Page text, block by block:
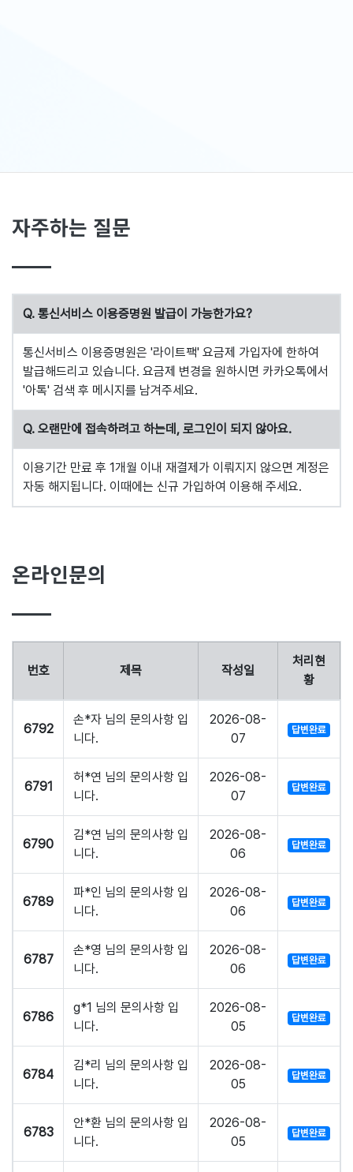
자주하는 질문
Q. 통신서비스 이용증명원 발급이 가능한가요?
통신서비스 이용증명원은 '라이트팩' 요금제 가입자에 한하여
발급해드리고 있습니다. 요금제 변경을 원하시면 카카오톡에서
'아톡' 검색 후 메시지를 남겨주세요.
Q. 오랜만에 접속하려고 하는데, 로그인이 되지 않아요.
이용기간 만료 후 1개월 이내 재결제가 이뤄지지 않으면 계정은
자동 해지됩니다. 이때에는 신규 가입하여 이용해 주세요.
온라인문의
번호 제목 작성일
처리현
황
6792
손*자 님의 문의사항 입
니다.
2026-08-
07
답변완료
6791
허*연 님의 문의사항 입
니다.
2026-08-
07
답변완료
6790
김*연 님의 문의사항 입
니다.
2026-08-
06
답변완료
6789
파*인 님의 문의사항 입
니다.
2026-08-
06
답변완료
6787
손*영 님의 문의사항 입
니다.
2026-08-
06
답변완료
6786
g*1 님의 문의사항 입
니다.
2026-08-
05
답변완료
6784
김*리 님의 문의사항 입
니다.
2026-08-
05
답변완료
6783
안*환 님의 문의사항 입
니다.
2026-08-
05
답변완료